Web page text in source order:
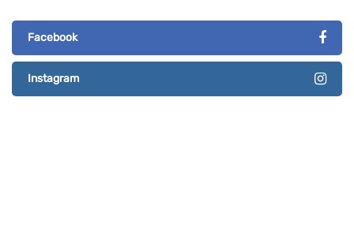
Facebook
Instagram